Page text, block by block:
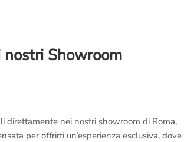
Showroom
direttamente nei nostri showroom di Roma,
per offrirti un’esperienza esclusiva, dove